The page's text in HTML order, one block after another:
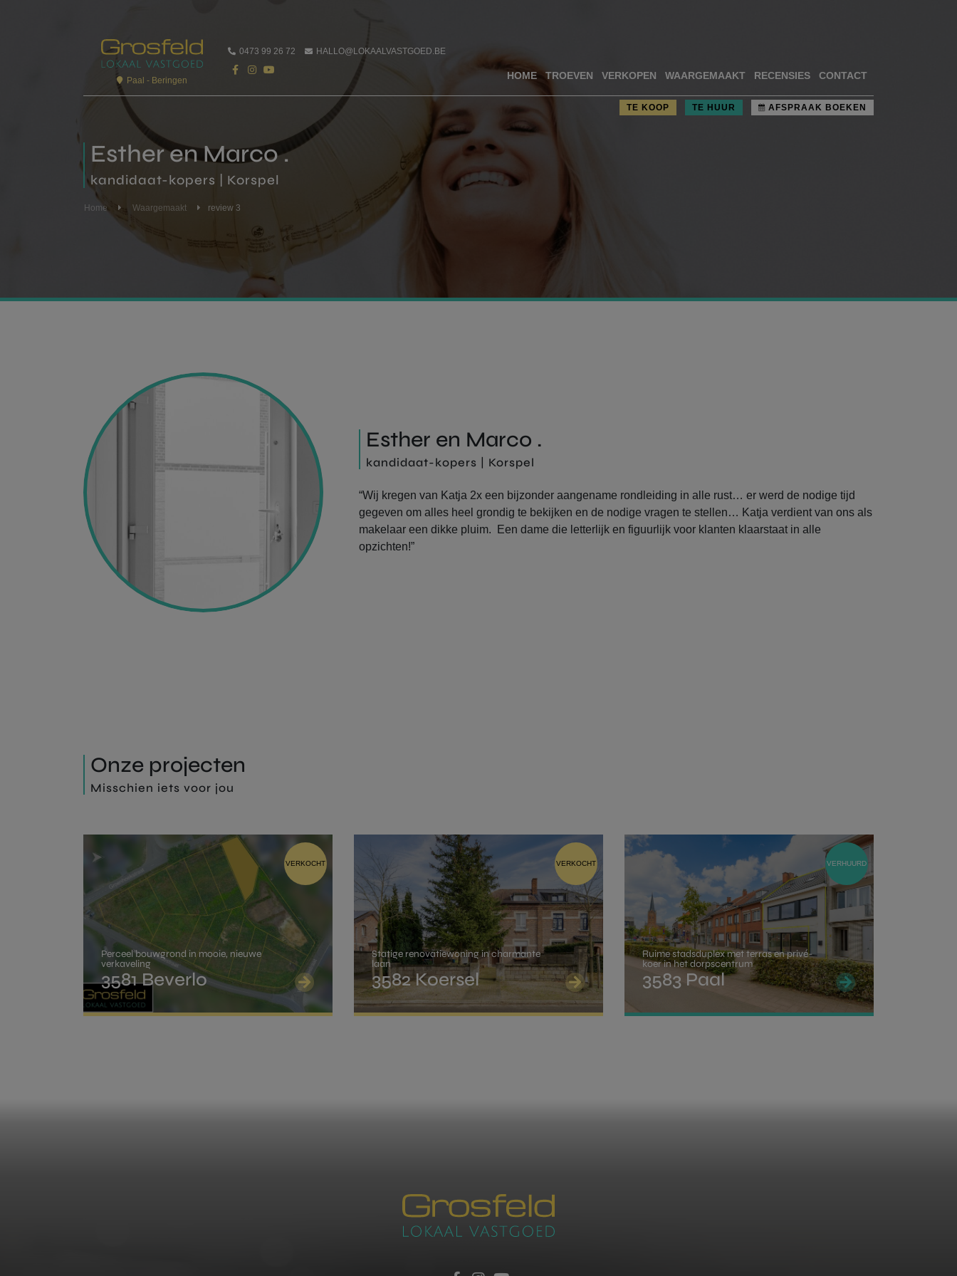
VERZENDEN
Paal - Beringen
0473 99 26 72 HALLO@LOKAALVASTGOED.BE
HOME TROEVEN VERKOPEN WAARGEMAAKT RECENSIES CONTACT
TE KOOP TE HUUR AFSPRAAK BOEKEN
VERKOPEN
WAARGEMAAKT
RECENSIES
CONTACT
Esther en Marco .
kandidaat-kopers | Korspel
Home Waargemaakt review 3
Esther en Marco .
kandidaat-kopers | Korspel
“Wij kregen van Katja 2x een bijzonder aangename rondleiding in alle rust… er werd de nodige tijd
gegeven om alles heel grondig te bekijken en de nodige vragen te stellen… Katja verdient van ons als
makelaar een dikke pluim. Een dame die letterlijk en figuurlijk voor klanten klaarstaat in alle
opzichten!”
Onze projecten
Misschien iets voor jou
VERKOCHT
Perceel bouwgrond in mooie, nieuwe
verkaveling
3581 Beverlo
VERKOCHT
Statige renovatiewoning in charmante
laan
3582 Koersel
VERHUURD
Ruime stadsduplex met terras en privé-
koer in het dorpscentrum
3583 Paal